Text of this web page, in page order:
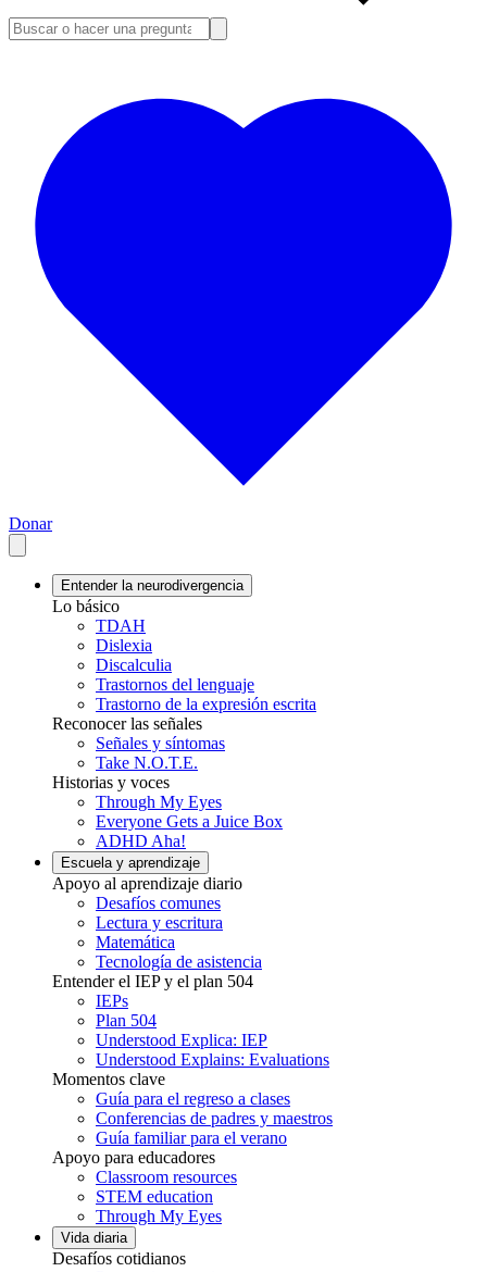
Donar
Entender la neurodivergencia
Lo básico
TDAH
Dislexia
Discalculia
Trastornos del lenguaje
Trastorno de la expresión escrita
Reconocer las señales
Señales y síntomas
Take N.O.T.E.
Historias y voces
Through My Eyes
Everyone Gets a Juice Box
ADHD Aha!
Escuela y aprendizaje
Apoyo al aprendizaje diario
Desafíos comunes
Lectura y escritura
Matemática
Tecnología de asistencia
Entender el IEP y el plan 504
IEPs
Plan 504
Understood Explica: IEP
Understood Explains: Evaluations
Momentos clave
Guía para el regreso a clases
Conferencias de padres y maestros
Guía familiar para el verano
Apoyo para educadores
Classroom resources
STEM education
Through My Eyes
Vida diaria
Desafíos cotidianos